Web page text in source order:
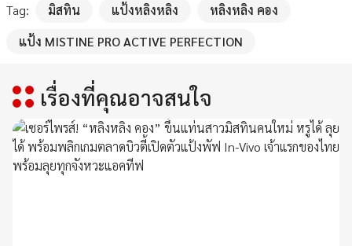
Tag: มิสทิน แป้งหลิงหลิง
หลิงหลิง คอง
แป้ง MISTINE PRO ACTIVE PERFECTION
เรื่องที่คุณอาจสนใจ